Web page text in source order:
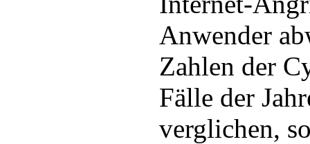
Anwender
Zahlen der
Fälle der
verglichen,